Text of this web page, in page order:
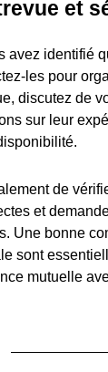
et
avez identifié
les pour
discutez de
sur leur
de
et
Une bonne
sont
mutuelle